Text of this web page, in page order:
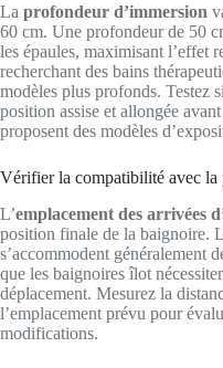
La profondeur d’immersion
60 cm. Une profondeur de 50
les épaules, maximisant l’effet
recherchant des bains
modèles plus profonds. Testez
position assise et allongée
proposent des modèles
Vérifier la compatibilité avec la
L’emplacement des arrivées
position finale de la baignoire.
s’accommodent généralement
que les baignoires îlot
déplacement. Mesurez la
l’emplacement prévu pour
modifications.